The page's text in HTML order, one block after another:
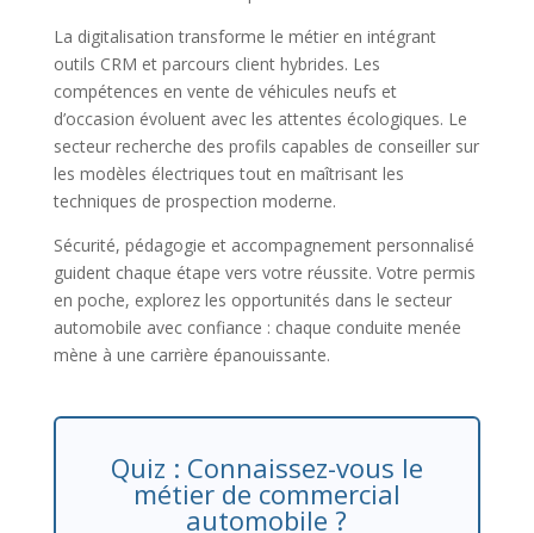
La digitalisation transforme le métier en intégrant
outils CRM et parcours client hybrides. Les
compétences en vente de véhicules neufs et
d’occasion évoluent avec les attentes écologiques. Le
secteur recherche des profils capables de conseiller sur
les modèles électriques tout en maîtrisant les
techniques de prospection moderne.
Sécurité, pédagogie et accompagnement personnalisé
guident chaque étape vers votre réussite. Votre permis
en poche, explorez les opportunités dans le secteur
automobile avec confiance : chaque conduite menée
mène à une carrière épanouissante.
Quiz : Connaissez-vous le
métier de commercial
automobile ?